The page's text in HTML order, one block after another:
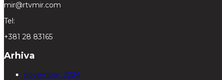
mir@rtvmir.com
Tel:
+381 28 83165
Arhiva
novembar, 2024